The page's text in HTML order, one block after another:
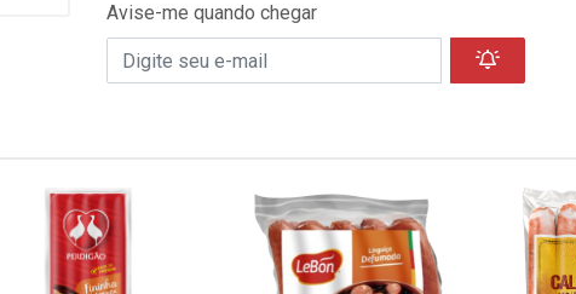
Avise-me quando chegar